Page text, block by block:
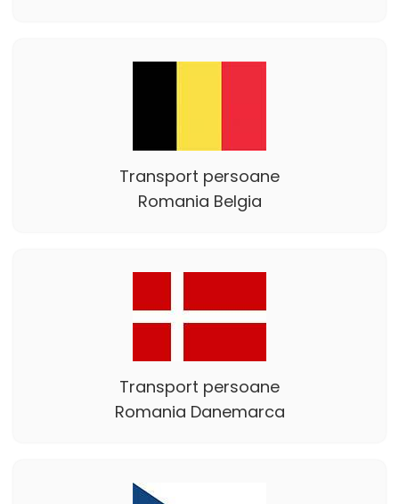
Transport persoane
Romania Belgia
Transport persoane
Romania Danemarca